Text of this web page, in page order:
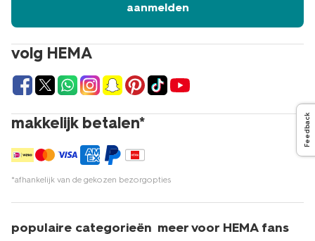
volg HEMA
makkelijk betalen*
*afhankelijk van de gekozen bezorgopties
aanmelden
populaire categorieën meer voor HEMA fans
Feedback